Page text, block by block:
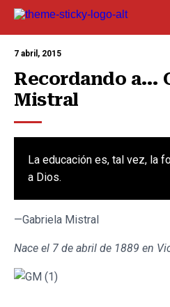
7 abril, 2015
Recordando a…
Mistral
La educación es, tal vez, la
a Dios.
—Gabriela Mistral
Nace el 7 de abril de 1889 en